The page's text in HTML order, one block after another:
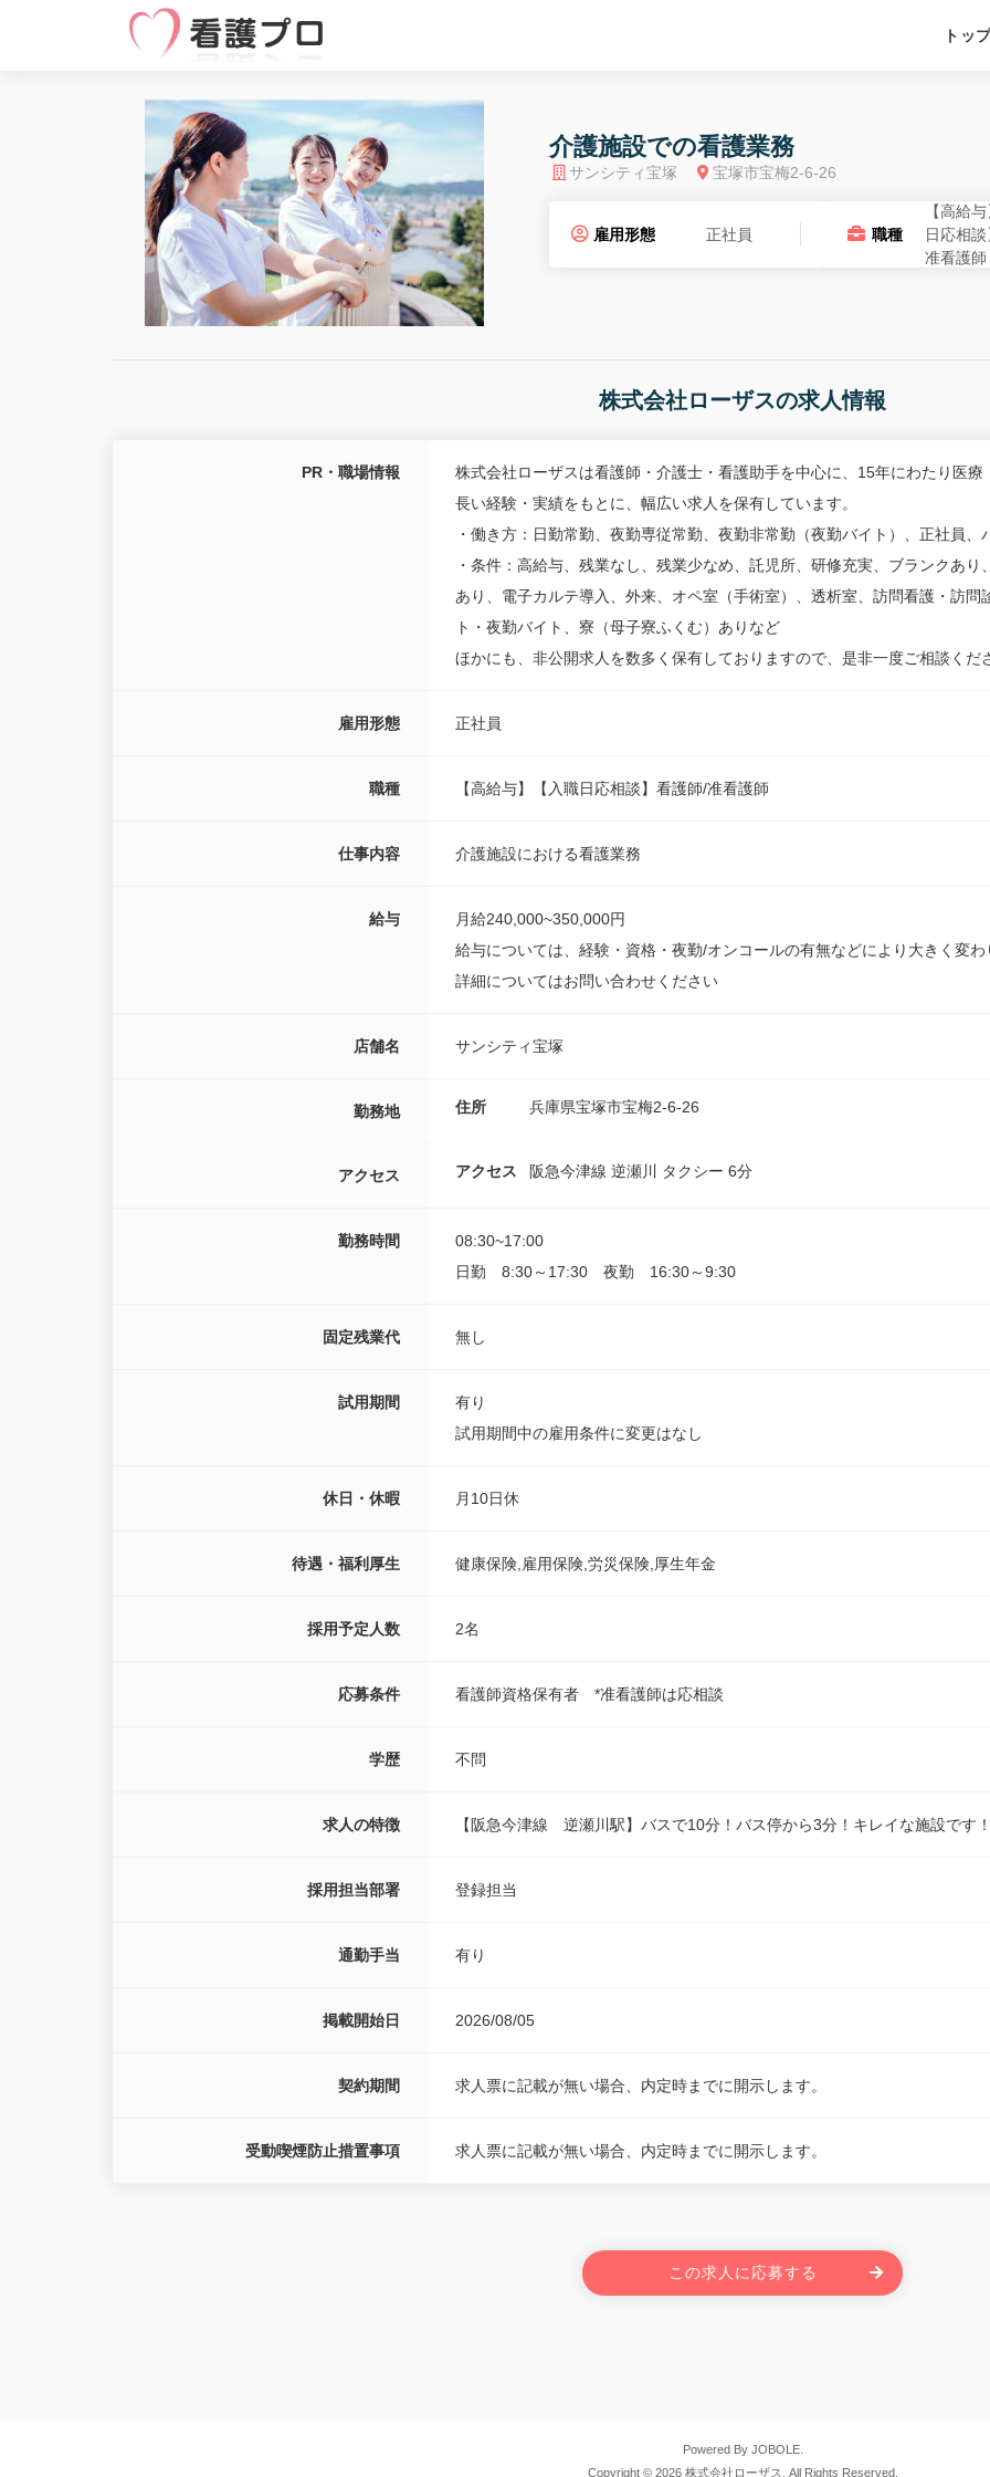
トッ
介護施設での看護業務
サンシティ宝塚 宝塚市宝梅2-6-26
雇用形態 正社員 職種
【高給
日応相
准看護師
株式会社ローザスの求人情報
PR・職場情報
株式会社ローザスは看護師・介護士・看護助手を中心に、15年にわたり医
長い経験・実績をもとに、幅広い求人を保有しています。
・働き方：日勤常勤、夜勤専従常勤、夜勤非常勤（夜勤バイト）、正社員、
・条件：高給与、残業なし、残業少なめ、託児所、研修充実、ブランクあ
あり、電子カルテ導入、外来、オペ室（手術室）、透析室、訪問看護・訪
ト・夜勤バイト、寮（母子寮ふくむ）ありなど
ほかにも、非公開求人を数多く保有しておりますので、是非一度ご相談くだ
雇用形態 正社員
職種 【高給与】【入職日応相談】看護師/准看護師
仕事内容 介護施設における看護業務
給与
月給240,000~350,000円
給与については、経験・資格・夜勤/オンコールの有無などにより大きく変わ
詳細についてはお問い合わせください
店舗名 サンシティ宝塚
勤務地 住所 兵庫県宝塚市宝梅2-6-26
アクセス アクセス 阪急今津線 逆瀬川 タクシー 6分
勤務時間
08:30~17:00
日勤 8:30～17:30 夜勤 16:30～9:30
固定残業代 無し
試用期間
有り
試用期間中の雇用条件に変更はなし
休日・休暇 月10日休
待遇・福利厚生 健康保険,雇用保険,労災保険,厚生年金
採用予定人数 2名
応募条件 看護師資格保有者 *准看護師は応相談
学歴 不問
求人の特徴 【阪急今津線 逆瀬川駅】バスで10分！バス停から3分！キレイな施設です
採用担当部署 登録担当
通勤手当 有り
掲載開始日 2026/08/05
契約期間 求人票に記載が無い場合、内定時までに開示します。
受動喫煙防止措置事項 求人票に記載が無い場合、内定時までに開示します。
この求人に応募する
Powered By JOBOLE.
Copyright © 2026 株式会社ローザス. All Rights Reserved.